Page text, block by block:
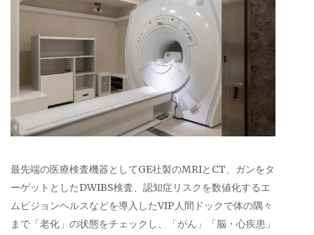
最先端の医療検査機器としてGE社製のMRIとCT、ガンをタ
ーゲットとしたDWIBS検査、認知症リスクを数値化するエ
ムビジョンヘルスなどを導入したVIP人間ドックで体の隅々
まで「老化」の状態をチェックし、「がん」「脳・心疾患」